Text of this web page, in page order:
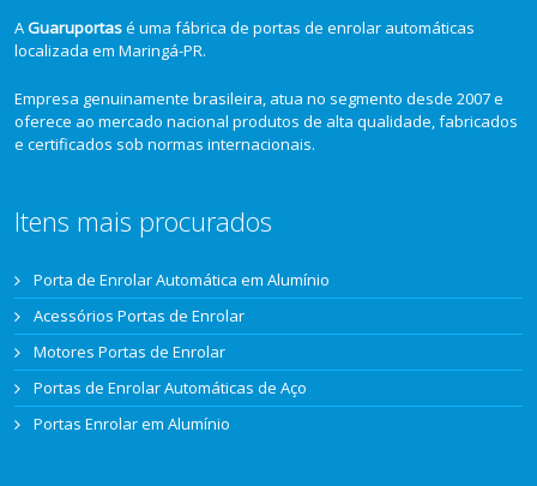
AGuaruportasé uma fábrica de portas de enrolar automáticas
localizada em Maringá-PR.
Empresa genuinamente brasileira, atua no segmento desde 2007 e
oferece ao mercado nacional produtos de alta qualidade, fabricados
e certificados sob normas internacionais.
Itens mais procurados
Porta de Enrolar Automática em Alumínio
Acessórios Portas de Enrolar
Motores Portas de Enrolar
Portas de Enrolar Automáticas de Aço
Portas Enrolar em Alumínio